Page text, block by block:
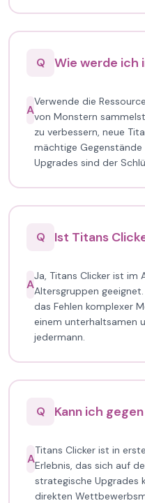
Q
Wie werde ich
A
Verwende die
von Monstern
zu verbessern, neue
mächtige
Upgrades sind der
Q
Ist Titans
A
Ja, Titans Clicker ist im
Altersgruppen
das Fehlen komplexer
einem unterhaltsamen
jedermann.
Q
Kann ich
A
Titans Clicker ist in
Erlebnis, das sich auf
strategische Upgrades
direkten